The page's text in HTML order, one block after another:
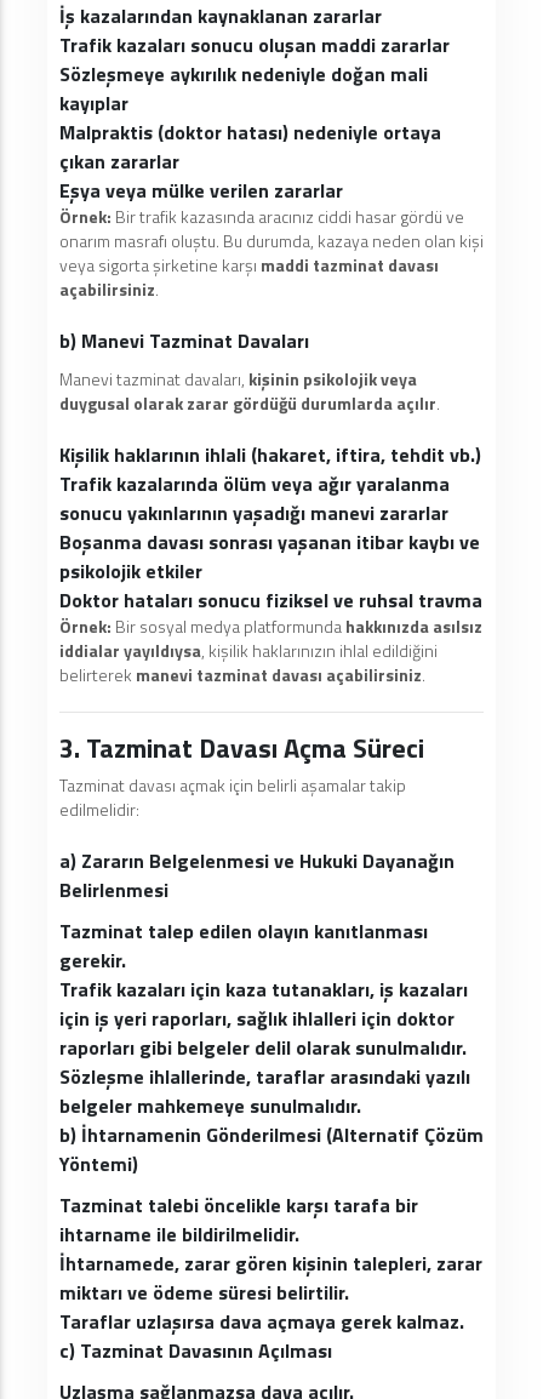
İş kazalarından kaynaklanan zararlar
Trafik kazaları sonucu oluşan maddi zararlar
Sözleşmeye aykırılık nedeniyle doğan mali
kayıplar
Malpraktis (doktor hatası) nedeniyle ortaya
çıkan zararlar
Eşya veya mülke verilen zararlar
Örnek: Bir trafik kazasında aracınız ciddi hasar gördü ve
onarım masrafı oluştu. Bu durumda, kazaya neden olan kişi
veya sigorta şirketine karşı maddi tazminat davası
açabilirsiniz.
b) Manevi Tazminat Davaları
Manevi tazminat davaları, kişinin psikolojik veya
duygusal olarak zarar gördüğü durumlarda açılır.
Kişilik haklarının ihlali (hakaret, iftira, tehdit vb.)
Trafik kazalarında ölüm veya ağır yaralanma
sonucu yakınlarının yaşadığı manevi zararlar
Boşanma davası sonrası yaşanan itibar kaybı ve
psikolojik etkiler
Doktor hataları sonucu fiziksel ve ruhsal travma
Örnek: Bir sosyal medya platformundahakkınızda asılsız
iddialar yayıldıysa, kişilik haklarınızın ihlal edildiğini
belirterek manevi tazminat davası açabilirsiniz.
3. Tazminat Davası Açma Süreci
Tazminat davası açmak için belirli aşamalar takip
edilmelidir:
a) Zararın Belgelenmesi ve Hukuki Dayanağın
Belirlenmesi
Tazminat talep edilen olayın kanıtlanması
gerekir.
Trafik kazaları için kaza tutanakları, iş kazaları
için iş yeri raporları, sağlık ihlalleri için doktor
raporları gibi belgeler delil olarak sunulmalıdır.
Sözleşme ihlallerinde, taraflar arasındaki yazılı
belgeler mahkemeye sunulmalıdır.
b) İhtarnamenin Gönderilmesi (Alternatif Çözüm
Yöntemi)
Tazminat talebi öncelikle karşı tarafa bir
ihtarname ile bildirilmelidir.
İhtarnamede, zarar gören kişinin talepleri, zarar
miktarı ve ödeme süresi belirtilir.
Taraflar uzlaşırsa dava açmaya gerek kalmaz.
c) Tazminat Davasının Açılması
Uzlaşma sağlanmazsa dava açılır.